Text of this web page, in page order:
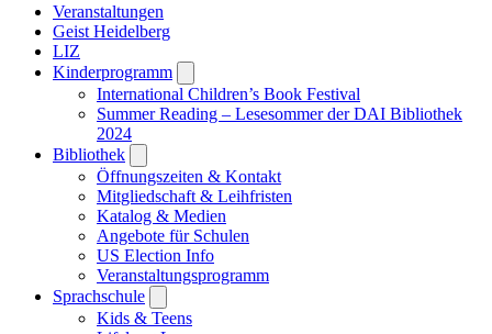
Veranstaltungen
Geist Heidelberg
LIZ
Kinderprogramm
submenu
International Children’s Book Festival
Summer Reading – Lesesommer der DAI Bibliothek
2024
Bibliothek
submenu
Öffnungszeiten & Kontakt
Mitgliedschaft & Leihfristen
Katalog & Medien
Angebote für Schulen
US Election Info
Veranstaltungsprogramm
Sprachschule
submenu
Kids & Teens